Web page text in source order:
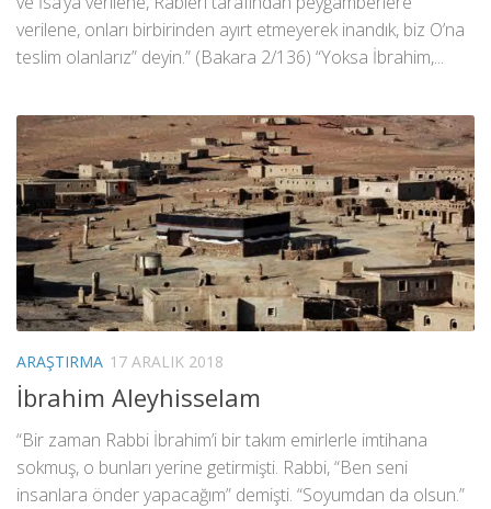
verilene, onları birbirinden ayırt etmeyerek inandık, biz O’na
teslim olanlarız” deyin.” (Bakara 2/136) “Yoksa İbrahim,...
ARAŞTIRMA 17 ARALIK 2018
İbrahim Aleyhisselam
“Bir zaman Rabbi İbrahim’i bir takım emirlerle imtihana
sokmuş, o bunları yerine getirmişti. Rabbi, “Ben seni
insanlara önder yapacağım” demişti. “Soyumdan da olsun.”